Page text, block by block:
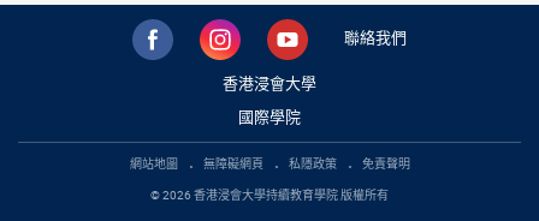
聯絡我們
香港浸會大學
國際學院
網站地圖 無障礙網頁 私隱政策
免責聲明
© 2026 香港浸會大學持續教育學院 版權所有